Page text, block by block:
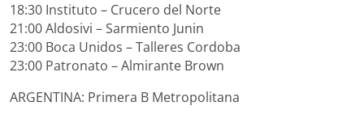
18:30 Instituto – Crucero del Norte
21:00 Aldosivi – Sarmiento Junin
23:00 Boca Unidos – Talleres Cordoba
23:00 Patronato – Almirante Brown
ARGENTINA: Primera B Metropolitana